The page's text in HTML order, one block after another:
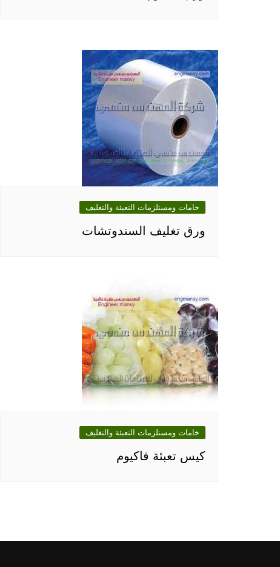
خامات ومستلزمات التعبئة والتغليف
ورق تغليف السندوتشات
خامات ومستلزمات التعبئة والتغليف
كيس تعبئة فاكيوم